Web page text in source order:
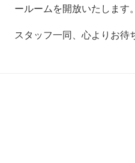
ールームを開放いたします
スタッフ一同、心よりお待